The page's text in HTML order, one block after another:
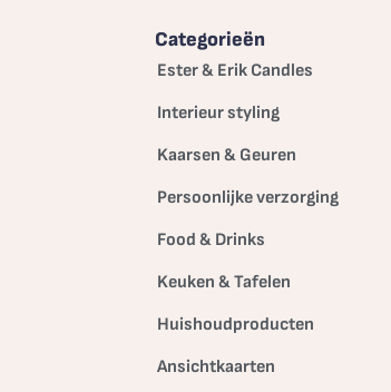
Categorieën
Ester & Erik Candles
Interieur styling
Kaarsen & Geuren
Persoonlijke verzorging
Food & Drinks
Keuken & Tafelen
Huishoudproducten
Ansichtkaarten